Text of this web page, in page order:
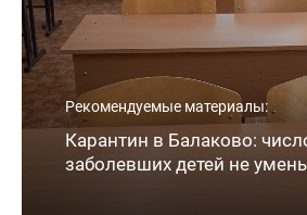
Рекомендуемые материалы:
Карантин в Балаково:
заболевших детей не